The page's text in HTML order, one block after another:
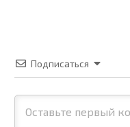
Подписаться